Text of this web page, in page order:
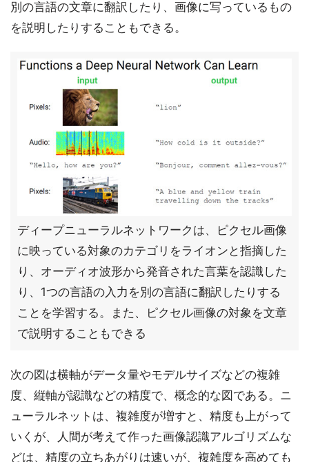
別の言語の文章に翻訳したり、画像に写っているもの
を説明したりすることもできる。
ディープニューラルネットワークは、ピクセル画像
に映っている対象のカテゴリをライオンと指摘した
り、オーディオ波形から発音された言葉を認識した
り、1つの言語の入力を別の言語に翻訳したりする
ことを学習する。また、ピクセル画像の対象を文章
で説明することもできる
次の図は横軸がデータ量やモデルサイズなどの複雑
度、縦軸が認識などの精度で、概念的な図である。ニ
ューラルネットは、複雑度が増すと、精度も上がって
いくが、人間が考えて作った画像認識アルゴリズムな
どは、精度の立ちあがりは速いが、複雑度を高めても